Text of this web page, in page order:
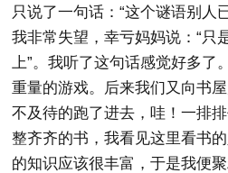
只说了一句话：“这个谜语别人
我非常失望，幸亏妈妈说：“只
上”。我听了这句话感觉好多了
重量的游戏。后来我们又向书
不及待的跑了进去，哇！一排
整齐齐的书，我看见这里看书
的知识应该很丰富，于是我便